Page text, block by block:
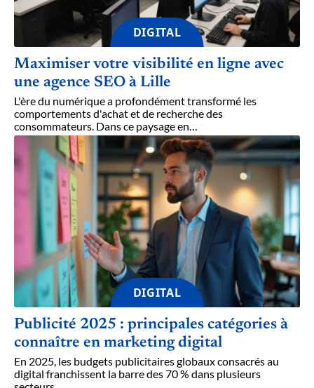
DIGITAL
Maximiser votre visibilité en ligne avec
une agence SEO à Lille
L'ère du numérique a profondément transformé les
comportements d'achat et de recherche des
consommateurs. Dans ce paysage en…
DIGITAL
Publicité 2025 : principales catégories à
connaître en marketing digital
En 2025, les budgets publicitaires globaux consacrés au
digital franchissent la barre des 70 % dans plusieurs